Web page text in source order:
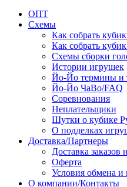
ОПТ
Схемы
Как собрать
Как собрать
Схемы сборки
Истории игрушек
Йо-Йо термины и
Йо-Йо ЧаВо/FAQ
Соревнования
Неплательщики
Шутки о кубике
О подделках
Доставка/Партнеры
Доставка заказов
Оферта
Условия обмена и
О компании/Контакты